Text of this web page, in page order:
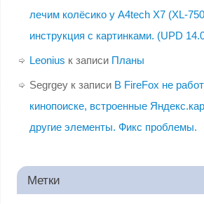
лечим колёсико у A4tech X7 (XL-
инструкция с картинками. (UPD
Leonius к записи Планы
Segrgeyк записи В FireFox не
кинопоиске, встроенные
другие элементы. Фикс проблемы.
Метки